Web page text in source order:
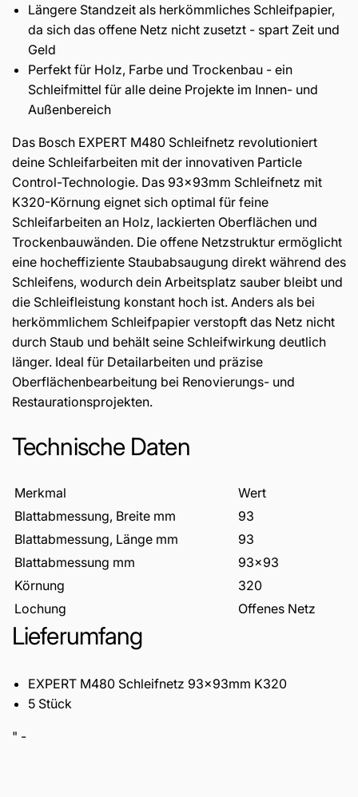
Längere Standzeit als herkömmliches Schleifpapier,
da sich das offene Netz nicht zusetzt - spart Zeit und
Geld
Perfekt für Holz, Farbe und Trockenbau - ein
Schleifmittel für alle deine Projekte im Innen- und
Außenbereich
Das Bosch EXPERT M480 Schleifnetz revolutioniert
deine Schleifarbeiten mit der innovativen Particle
Control-Technologie. Das 93x93mm Schleifnetz mit
K320-Körnung eignet sich optimal für feine
Schleifarbeiten an Holz, lackierten Oberflächen und
Trockenbauwänden. Die offene Netzstruktur ermöglicht
eine hocheffiziente Staubabsaugung direkt während des
Schleifens, wodurch dein Arbeitsplatz sauber bleibt und
die Schleifleistung konstant hoch ist. Anders als bei
herkömmlichem Schleifpapier verstopft das Netz nicht
durch Staub und behält seine Schleifwirkung deutlich
länger. Ideal für Detailarbeiten und präzise
Oberflächenbearbeitung bei Renovierungs- und
Restaurationsprojekten.
Technische Daten
Merkmal
Wert
Blattabmessung, Breite mm
93
Blattabmessung, Länge mm
93
Blattabmessung mm
93x93
Körnung
320
Lochung
Offenes Netz
Lieferumfang
EXPERT M480 Schleifnetz 93x93mm K320
5 Stück
" -